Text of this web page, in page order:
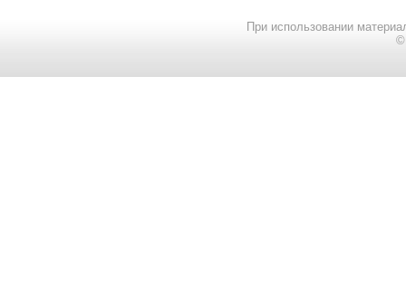
При использовании